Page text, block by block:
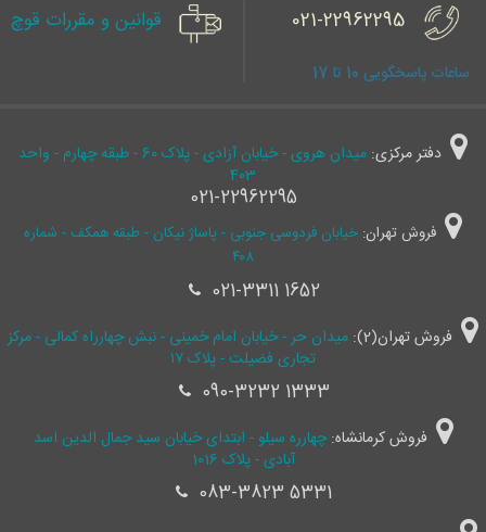
021-22962295
ساعات پاسخگویی 10 تا 17
قوانین و مقررات قوچ
دفتر مرکزی:
میدان هروی - خیابان آزادی - پلاک 60 - طبقه چهارم - واحد
403
021-22962295
فروش تهران: خیابان فردوسی جنوبی - پاساژ نیکان - طبقه همکف - شماره
۴۰۸
021-3311 1652
فروش تهران(2):
میدان حر - خیابان امام خمینی - نبش چهارراه کمالی - مرکز
تجاری فضیلت - پلاک ۱۷
090-3232 1333
فروش کرمانشاه:چهارره سیلو - ابتدای خیابان سید جمال ‌الدین اسد
آبادی - پلاک 1016
083-3823 5331